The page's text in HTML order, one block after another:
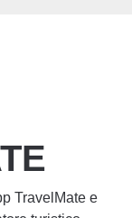
TravelMate e